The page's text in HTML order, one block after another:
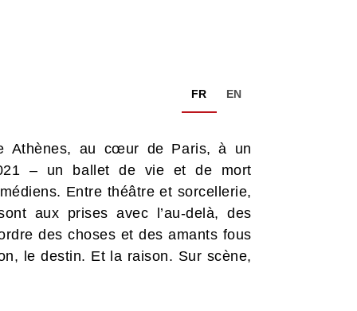
FR EN
Athènes, au cœur de Paris, à un
– un ballet de vie et de mort
Entre théâtre et sorcellerie,
aux prises avec l’au-delà, des
des choses et des amants fous
le destin. Et la raison. Sur scène,